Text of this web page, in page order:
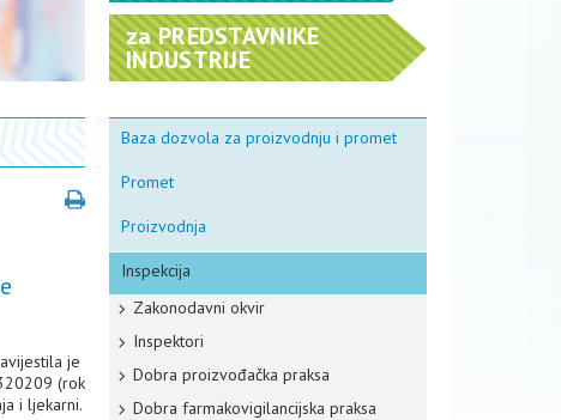
je
(rok
i ljekarni.
zaPREDSTAVNIKE
INDUSTRIJE
Baza dozvola za proizvodnju i promet
Promet
Proizvodnja
Inspekcija
Zakonodavni okvir
Inspektori
Dobra proizvođačka praksa
Dobra farmakovigilancijska praksa